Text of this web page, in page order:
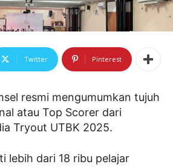
Twitter Pinterest
resmi mengumumkan tujuh
atau Top Scorer dari
Tryout UTBK 2025.
lebih dari 18 ribu pelajar